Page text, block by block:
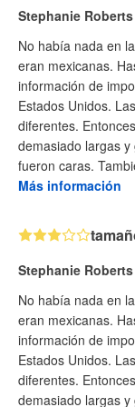
Stephanie Roberts
No había nada en
eran mexicanas.
información de
Estados Unidos.
diferentes.
demasiado largas
fueron caras.
Más información
Stephanie Roberts
No había nada en
eran mexicanas.
información de
Estados Unidos.
diferentes.
demasiado largas